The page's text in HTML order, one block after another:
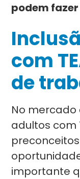
podem
com
de
No
adultos com
importante